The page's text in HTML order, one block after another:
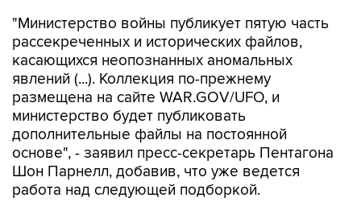
"Министерство войны публикует пятую часть
рассекреченных и исторических файлов,
касающихся неопознанных аномальных
явлений (...). Коллекция по-прежнему
размещена на сайте WAR.GOV/UFO, и
министерство будет публиковать
дополнительные файлы на постоянной
основе", - заявил пресс-секретарь Пентагона
Шон Парнелл, добавив, что уже ведется
работа над следующей подборкой.